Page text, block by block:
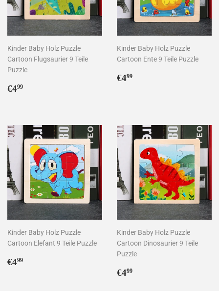
Kinder Baby Holz Puzzle
Cartoon Flugsaurier 9 Teile
Puzzle
Normaler
€499
Kinder Baby Holz Puzzle
Cartoon Ente 9 Teile Puzzle
Normaler
€499
Kinder Baby Holz Puzzle
Cartoon Elefant 9 Teile Puzzle
Normaler
€499
Kinder Baby Holz Puzzle
Cartoon Dinosaurier 9 Teile
Puzzle
Normaler
€499